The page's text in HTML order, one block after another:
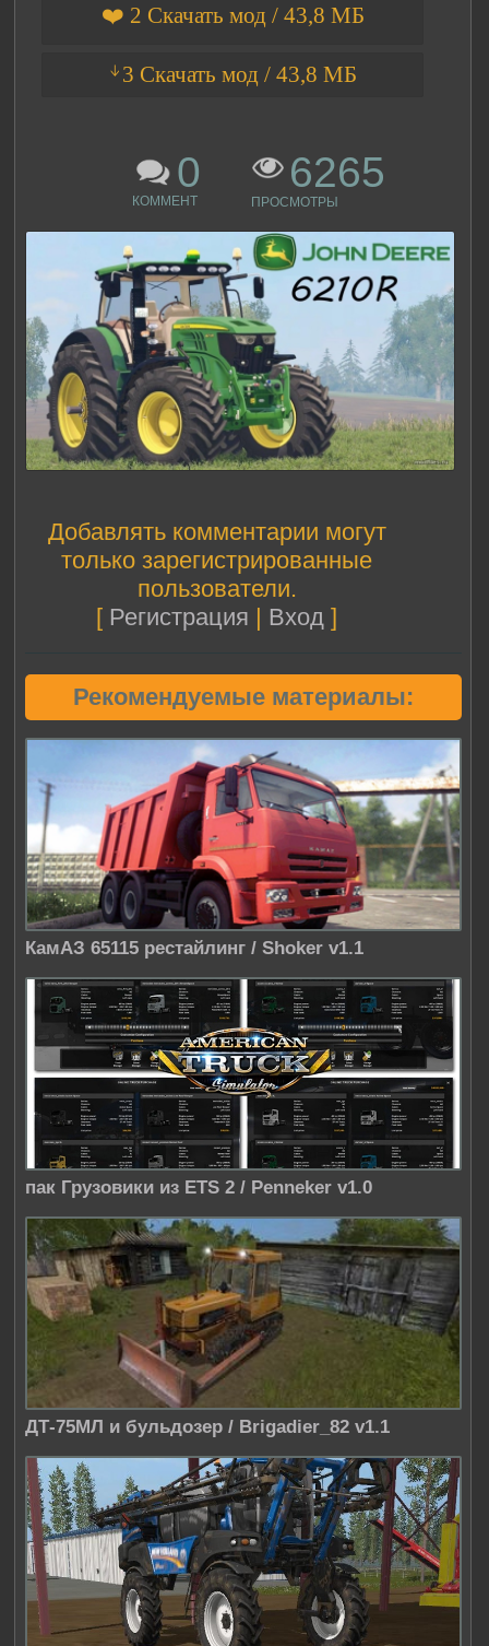
❤️ 2 Скачать мод / 43,8 МБ
ᛎ3 Скачать мод / 43,8 МБ
0
КОММЕНТ
6265
ПРОСМОТРЫ
Добавлять комментарии могут
только зарегистрированные
пользователи.
[ Регистрация | Вход ]
Рекомендуемые материалы:
КамАЗ 65115 рестайлинг / Shoker v1.1
пак Грузовики из ETS 2 / Penneker v1.0
ДТ-75МЛ и бульдозер / Brigadier_82 v1.1